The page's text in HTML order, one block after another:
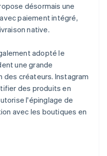
désormais une
paiement intégré,
native.
adopté le
une grande
des créateurs. Instagram
des produits en
l'épinglage de
avec les boutiques en